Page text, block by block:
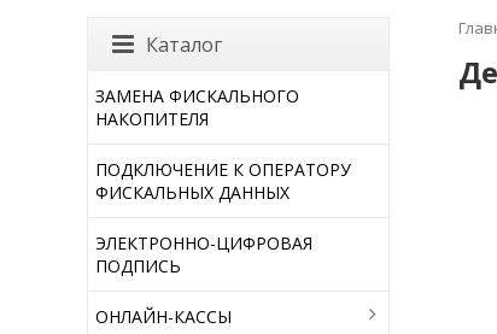
Каталог
ЗАМЕНА ФИСКАЛЬНОГО
НАКОПИТЕЛЯ
ПОДКЛЮЧЕНИЕ К ОПЕРАТОРУ
ФИСКАЛЬНЫХ ДАННЫХ
ЭЛЕКТРОННО-ЦИФРОВАЯ
ПОДПИСЬ
ОНЛАЙН-КАССЫ